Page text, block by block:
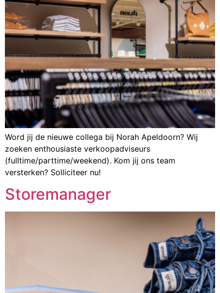
Word jij de nieuwe collega bij Norah Apeldoorn? Wij
zoeken enthousiaste verkoopadviseurs
(fulltime/parttime/weekend). Kom jij ons team
versterken? Solliciteer nu!
Storemanager